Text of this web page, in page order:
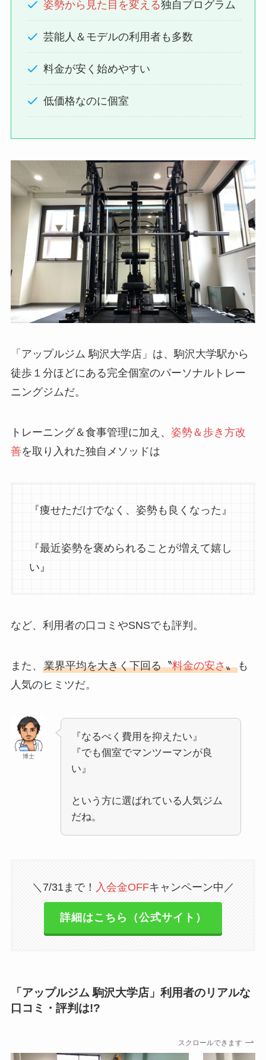
姿勢から見た目を変える独自プログラム
芸能人＆モデルの利用者も多数
料金が安く始めやすい
低価格なのに個室
「アップルジム 駒沢大学店」は、駒沢大学駅から
徒歩１分ほどにある完全個室のパーソナルトレー
ニングジムだ。
トレーニング＆食事管理に加え、 姿勢＆歩き方改
善を取り入れた独自メソッドは
『痩せただけでなく、姿勢も良くなった』
『最近姿勢を褒められることが増えて嬉し
い』
など、利用者の口コミやSNSでも評判。
また、 業界平均を大きく下回る〝料金の安さ〟も
人気のヒミツだ。
博士
『なるべく費用を抑えたい』
『でも個室でマンツーマンが良
い』
という方に選ばれている人気ジム
だね。
＼7/31まで！ 入会金OFFキャンペーン中／
詳細はこちら（公式サイト）
「アップルジム 駒沢大学店」利用者のリアルな
口コミ・評判は!?
スクロールできます